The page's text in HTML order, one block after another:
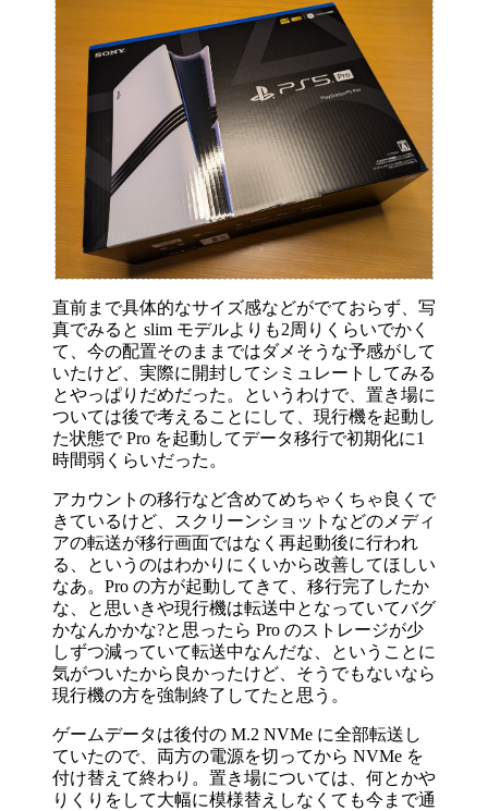
直前まで具体的なサイズ感などがでておらず、写
真でみると slim モデルよりも2周りくらいでかく
て、今の配置そのままではダメそうな予感がして
いたけど、実際に開封してシミュレートしてみる
とやっぱりだめだった。というわけで、置き場に
ついては後で考えることにして、現行機を起動し
た状態で Pro を起動してデータ移行で初期化に1
時間弱くらいだった。
アカウントの移行など含めてめちゃくちゃ良くで
きているけど、スクリーンショットなどのメディ
アの転送が移行画面ではなく再起動後に行われ
る、というのはわかりにくいから改善してほしい
なあ。Pro の方が起動してきて、移行完了したか
な、と思いきや現行機は転送中となっていてバグ
かなんかかな?と思ったら Pro のストレージが少
しずつ減っていて転送中なんだな、ということに
気がついたから良かったけど、そうでもないなら
現行機の方を強制終了してたと思う。
ゲームデータは後付の M.2 NVMe に全部転送し
ていたので、両方の電源を切ってから NVMe を
付け替えて終わり。置き場については、何とかや
りくりをして大幅に模様替えしなくても今まで通